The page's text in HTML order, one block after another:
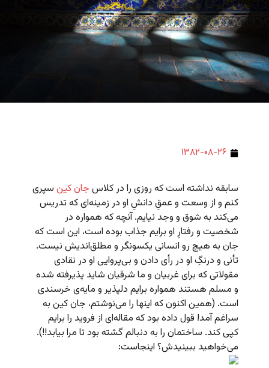
۱۳۸۲-۰۸-۲۶
سابقه نداشته است که روزی را در کلاس جان کین سپری
کنم و از وسعت و عمقِ دانشِ او در زمینه‌ای که تدریس
می‌کند به شوق و وجد نیایم. آنچه که همواره در
شخصیت و رفتارِ او برایم جذاب بوده است، این است که
جان به هیچ رو انسانی یکسونگر و مطلق‌اندیش نیست.
تأنی و درنگِ او در رأی دادن و بی‌پروایی او در نقادی
مقولاتی که برای غربیان و ما شرقیان شاید پذیرفته شده
و مسلم هستند همواره برایم دلپذیر و مایه‌ی خرسندی
است. (همین اکنون که اینها را می‌نوشتم، جان کین به
سراغم آمد! قول داده بود که مقاله‌ای از فروید را برایم
کپی کند. ساختمان را به دنبالم گشته بود تا مرا بیابد!!).
می‌خواهید ببینیدش؟ اینجاست: